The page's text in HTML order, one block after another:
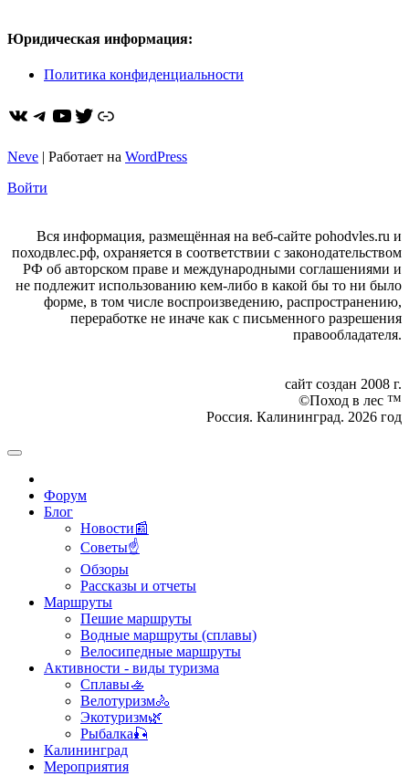
Юридическая информация:
Политика конфиденциальности
ВКонтакте
Telegram
YouTube
Twitter
https://dzen.ru/pohodvles
Neve | Работает на WordPress
Войти
Вся информация, размещённая на веб-сайте pohodvles.ru и
походвлес.рф, охраняется в соответствии с законодательством
РФ об авторском праве и международными соглашениями и
не подлежит использованию кем-либо в какой бы то ни было
форме, в том числе воспроизведению, распространению,
переработке не иначе как с письменного разрешения
правообладателя.
сайт создан 2008 г.
©Поход в лес ™
Россия. Калининград. 2026 год
Форум
Блог
Новости📰
Советы☝
Обзоры
Рассказы и отчеты
Маршруты
Пешие маршруты
Водные маршруты (сплавы)
Велосипедные маршруты
Активности - виды туризма
Сплавы🚣
Велотуризм🚴
Экотуризм🌿
Рыбалка🎣
Калининград
Мероприятия